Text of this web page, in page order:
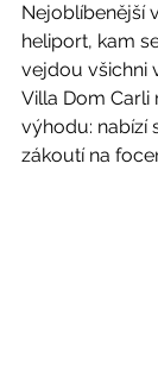
Nejoblíbenější
heliport, kam
vejdou všichni
Villa Dom Carli
výhodu: nabízí
zákoutí na